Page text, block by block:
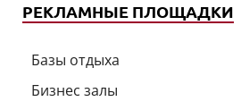
РЕКЛАМНЫЕ ПЛОЩАДКИ
Базы отдыха
Бизнес залы